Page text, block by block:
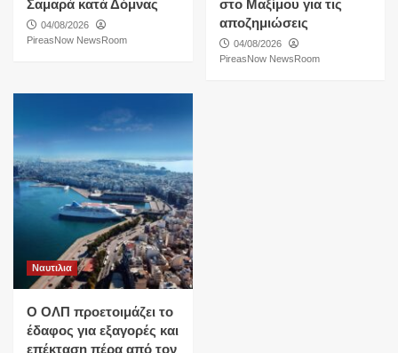
Σαμαρά κατά Δόμνας
04/08/2026
PireasNow NewsRoom
στο Μαξίμου για τις
αποζημιώσεις
04/08/2026
PireasNow NewsRoom
Ναυτιλια
O ΟΛΠ προετοιμάζει το
έδαφος για εξαγορές και
επέκταση πέρα από τον